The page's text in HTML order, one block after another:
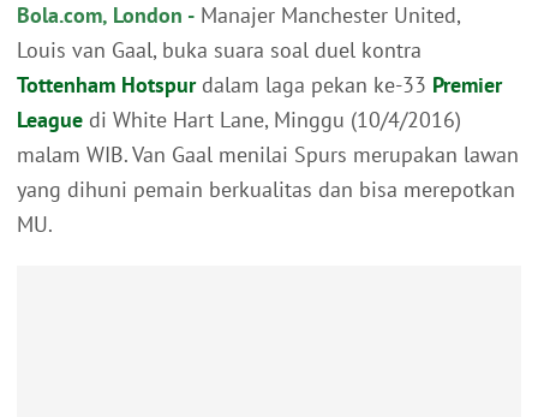
Bola.com, London - Manajer Manchester United,
Louis van Gaal, buka suara soal duel kontra
Tottenham Hotspurdalam laga pekan ke-33 Premier
League di White Hart Lane, Minggu (10/4/2016)
malam WIB. Van Gaal menilai Spurs merupakan lawan
yang dihuni pemain berkualitas dan bisa merepotkan
MU.